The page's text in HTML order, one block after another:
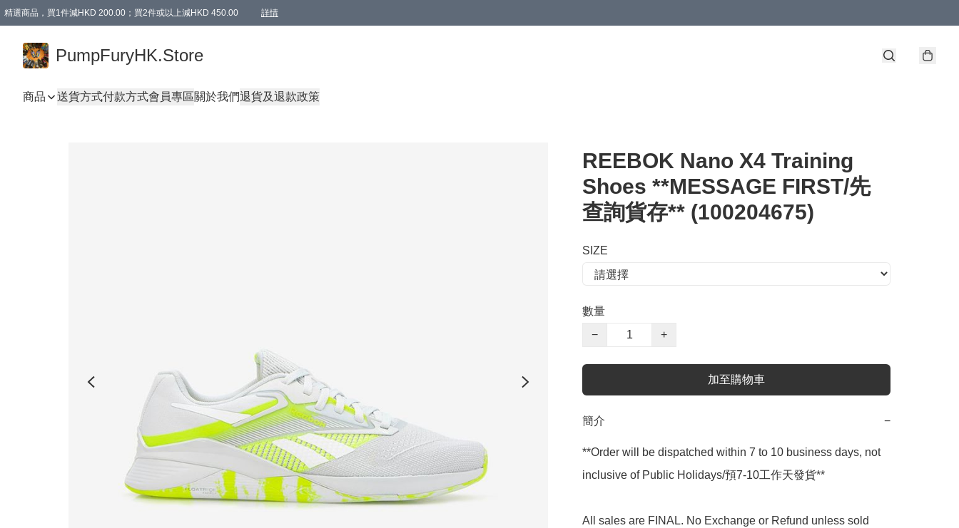
精選商品，買1件減HKD 200.00；買2件或以上減HKD 450.00 詳情
PumpFuryHK.Store
商品 送貨方式付款方式會員專區關於我們退貨及退款政策
REEBOK Nano X4 Training
Shoes **MESSAGE FIRST/先
查詢貨存** (100204675)
SIZE
數量
−
+
加至購物車
簡介 −
**Order will be dispatched within 7 to 10 business days, not
inclusive of Public Holidays/預7-10工作天發貨**
All sales are FINAL. No Exchange or Refund unless sold